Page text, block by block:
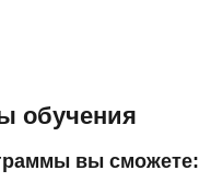
обучения
вы сможете: